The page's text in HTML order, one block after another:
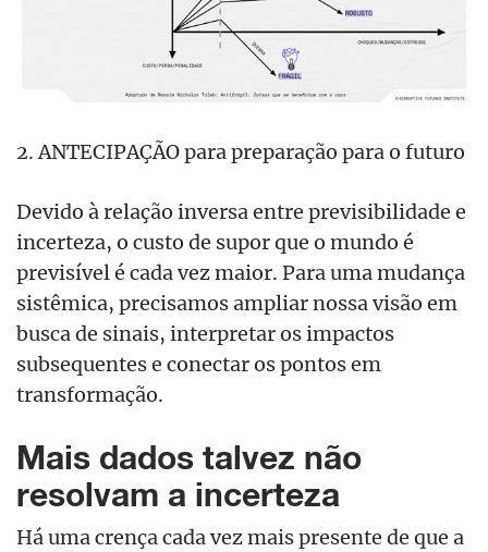
2. ANTECIPAÇÃO para preparação para o futuro
Devido à relação inversa entre previsibilidade e
incerteza, o custo de supor que o mundo é
previsível é cada vez maior. Para uma mudança
sistêmica, precisamos ampliar nossa visão em
busca de sinais, interpretar os impactos
subsequentes e conectar os pontos em
transformação.
Mais dados talvez não
resolvam a incerteza
Há uma crença cada vez mais presente de que a